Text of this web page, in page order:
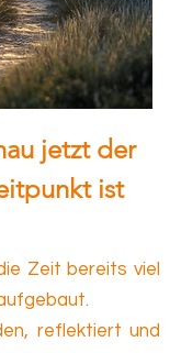
jetzt der
ist
Zeit bereits viel
reflektiert und